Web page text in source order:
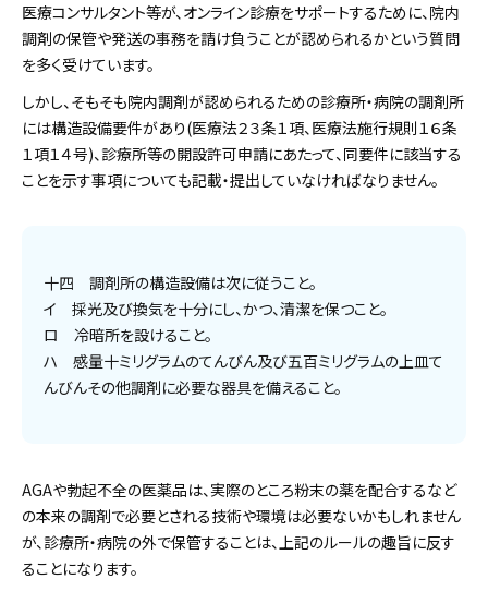
医療コンサルタント等が、オンライン診療をサポートするために、院内
調剤の保管や発送の事務を請け負うことが認められるかという質問
を多く受けています。
しかし、そもそも院内調剤が認められるための診療所・病院の調剤所
には構造設備要件があり(医療法２３条１項、医療法施行規則１６条
１項１４号)、診療所等の開設許可申請にあたって、同要件に該当する
ことを示す事項についても記載・提出していなければなりません。
十四 調剤所の構造設備は次に従うこと。
イ 採光及び換気を十分にし、かつ、清潔を保つこと。
ロ 冷暗所を設けること。
ハ 感量十ミリグラムのてんびん及び五百ミリグラムの上皿て
んびんその他調剤に必要な器具を備えること。
AGAや勃起不全の医薬品は、実際のところ粉末の薬を配合するなど
の本来の調剤で必要とされる技術や環境は必要ないかもしれません
が、診療所・病院の外で保管することは、上記のルールの趣旨に反す
ることになります。